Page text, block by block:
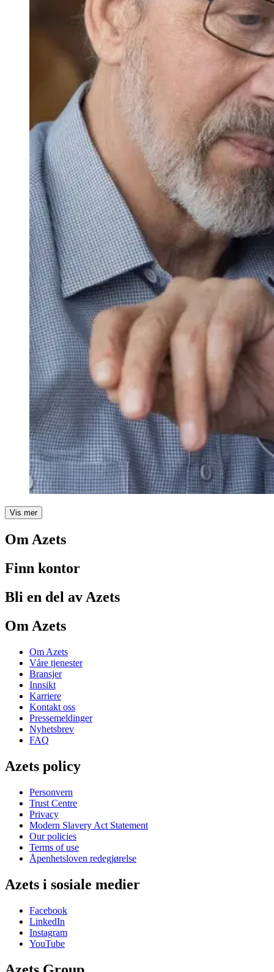
Vis mer
Om Azets
Finn kontor
Bli en del av Azets
Om Azets
Om Azets
Våre tjenester
Bransjer
Innsikt
Karriere
Kontakt oss
Pressemeldinger
Nyhetsbrev
FAQ
Azets policy
Personvern
Trust Centre
Privacy
Modern Slavery Act Statement
Our policies
Terms of use
Åpenhetsloven redegjørelse
Azets i sosiale medier
Facebook
LinkedIn
Instagram
YouTube